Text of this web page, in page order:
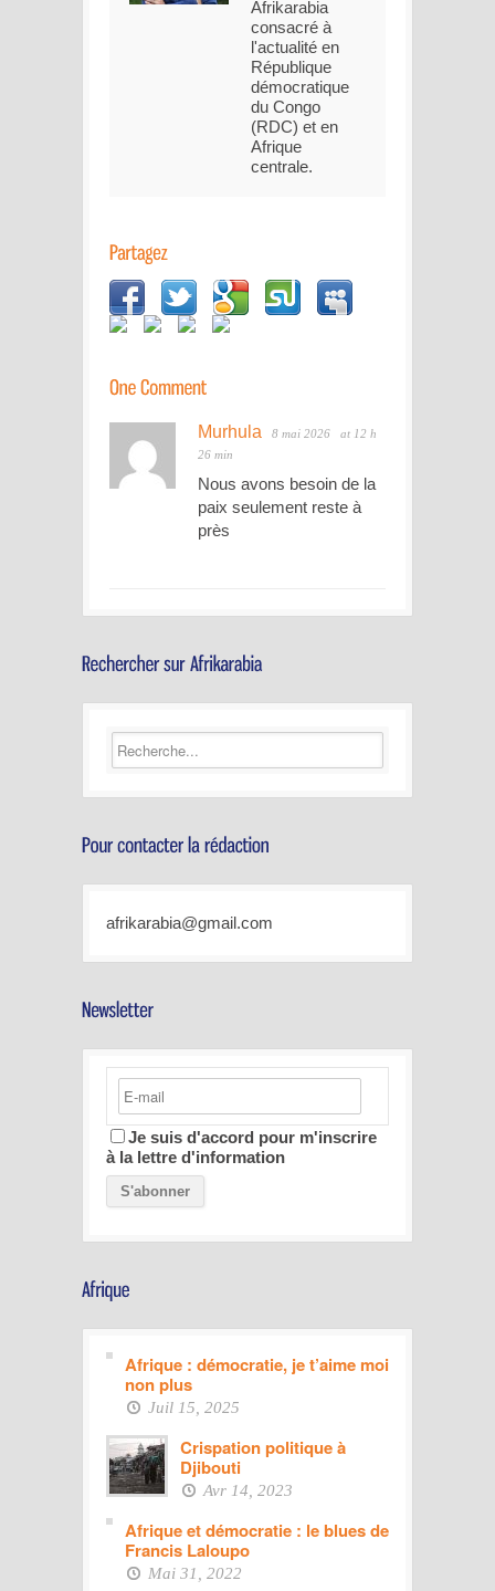
Afrikarabia
consacré à
l'actualité en
République
démocratique
du Congo
(RDC) et en
Afrique
centrale.
Murhula 8 mai 2026
at 12 h
26 min
Nous avons besoin de la
paix seulement reste à
près
afrikarabia@gmail.com
Je suis d'accord pour m'inscrire
à la lettre d'information
Afrique : démocratie, je t’aime moi
non plus
Juil 15, 2025
Crispation politique à
Djibouti
Avr 14, 2023
Afrique et démocratie : le blues de
Francis Laloupo
Mai 31, 2022